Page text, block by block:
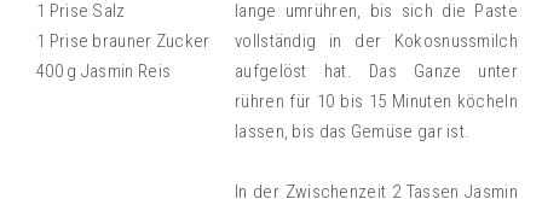
1 Prise Salz
1 Prise brauner Zucker
400 g Jasmin Reis
lange umrühren, bis sich die Paste
vollständig in der Kokosnussmilch
aufgelöst hat. Das Ganze unter
rühren für 10 bis 15 Minuten köcheln
lassen, bis das Gemüse gar ist.
In der Zwischenzeit 2 Tassen Jasmin